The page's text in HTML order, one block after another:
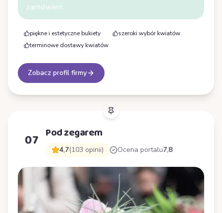
zamówień.
piękne i estetyczne bukiety
szeroki wybór kwiatów
terminowe dostawy kwiatów
Zobacz profil firmy
07 Pod zegarem
4,7(103 opinii) Ocena portalu7,8